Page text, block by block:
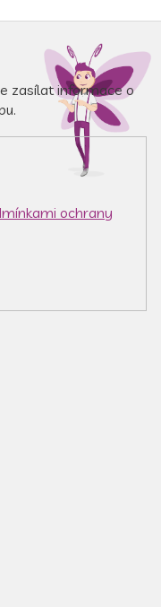
zasílat informace o
ochrany